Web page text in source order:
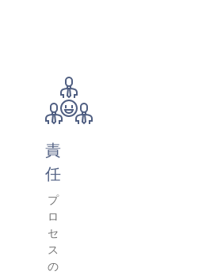
責
任
プ
ロ
セ
ス
の